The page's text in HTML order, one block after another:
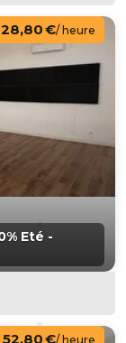
Eté -
28,80 €/ heure
52,80 €/ heure